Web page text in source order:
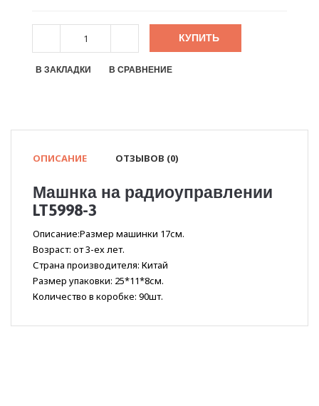
КУПИТЬ
В ЗАКЛАДКИ В СРАВНЕНИЕ
ОПИСАНИЕ ОТЗЫВОВ (0)
Машнка на радиоуправлении
LT5998-3
Описание:Размер машинки 17см.
Возраст: от 3-ех лет.
Страна производителя: Китай
Размер упаковки: 25*11*8см.
Количество в коробке: 90шт.